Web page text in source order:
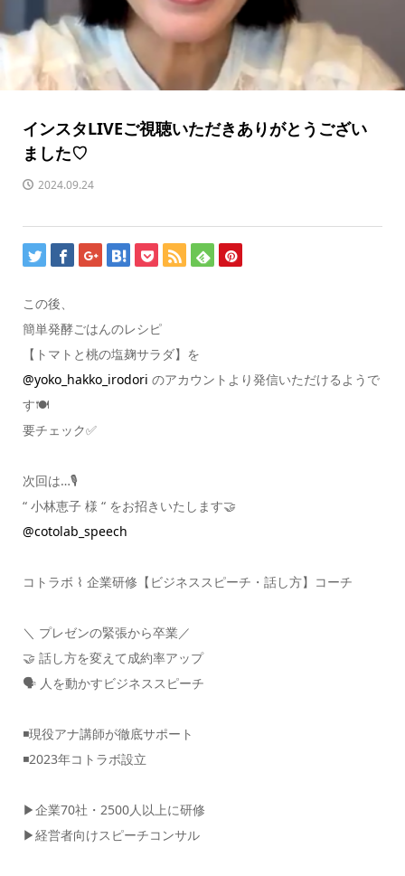
インスタLIVEご視聴いただきありがとうござい
ました♡
2024.09.24
この後、
簡単発酵ごはんのレシピ
【トマトと桃の塩麹サラダ】を
@yoko_hakko_irodori のアカウントより発信いただけるようで
す🍽️
要チェック✅
次回は…🎙️
“ 小林恵子 様 “ をお招きいたします🤝
@cotolab_speech
コトラボ ⌇ 企業研修【ビジネススピーチ・話し方】コーチ
＼ プレゼンの緊張から卒業／
🤝 話し方を変えて成約率アップ
🗣️ 人を動かすビジネススピーチ
◾️現役アナ講師が徹底サポート
◾️2023年コトラボ設立
▶︎企業70社・2500人以上に研修
▶︎経営者向けスピーチコンサル